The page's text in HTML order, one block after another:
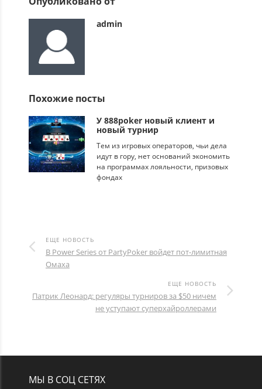
admin
Похожие посты
У 888poker новый клиент и
новый турнир
Тем из игровых операторов, чьи дела
идут в гору, нет оснований экономить
на программах лояльности, призовых
фондах
ЕЩЕ НОВОСТЬ
В Power Series от PartyPoker войдет пот-лимитная
Омаха
ЕЩЕ НОВОСТЬ
Патрик Леонард: регуляры турниров за $50 ничем
не уступают суперхайроллерами
МЫ В СОЦ СЕТЯХ